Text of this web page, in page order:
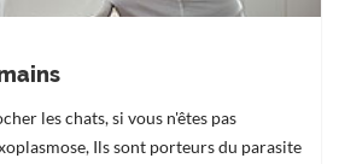
les chats, si vous n'êtes pas
Ils sont porteurs du parasite